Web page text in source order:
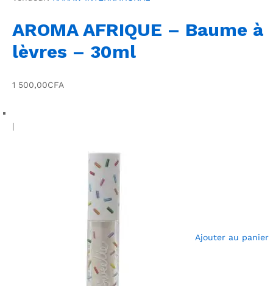
AROMA AFRIQUE – Baume à
lèvres – 30ml
1 500,00CFA
|
Ajouter au panier